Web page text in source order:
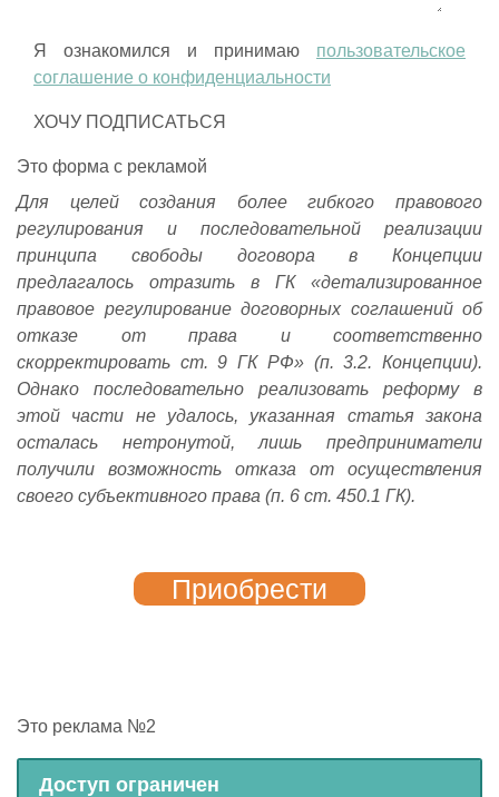
Я ознакомился и принимаю пользовательское
соглашение о конфиденциальности
Это форма с рекламой
Для целей создания более гибкого правового
регулирования и последовательной реализации
принципа свободы договора в Концепции
предлагалось отразить в ГК «детализированное
правовое регулирование договорных соглашений об
отказе от права и соответственно
скорректировать ст. 9 ГК РФ» (п. 3.2. Концепции).
Однако последовательно реализовать реформу в
этой части не удалось, указанная статья закона
осталась нетронутой, лишь предприниматели
получили возможность отказа от осуществления
своего субъективного права (п. 6 ст. 450.1 ГК).
Приобрести
Это реклама №2
Доступ ограничен